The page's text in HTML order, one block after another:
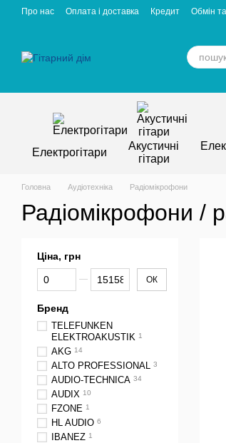
Перейти к основному контенту
Про нас Оплата і доставка Кредит Обмін
Електрогітари
Акустичні
гітари
Головна Аудіотехніка Радіомікрофони
Радіомікрофони /
Ціна, грн
От Ціна, грн
До Ціна, грн ОК
Бренд
TELEFUNKEN
ELEKTROAKUSTIK 1
AKG 14
ALTO PROFESSIONAL 3
AUDIO-TECHNICA 34
AUDIX 10
FZONE 1
HL AUDIO 6
IBANEZ 1